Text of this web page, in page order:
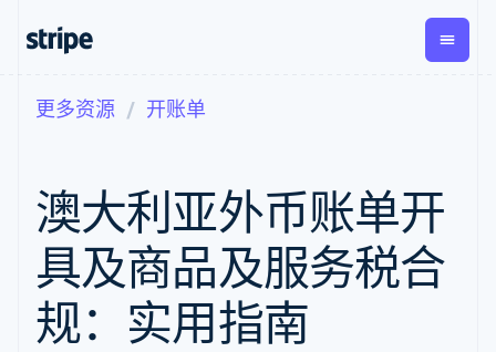
支付
在线支付
Payment links
无代码支付
Checkout
预构建支付界
面
Elements
营收
经常性收入
Metronome
按用量计费
Subscriptions
订阅管理
Invoicing
一次性或定期
Global
Payouts
向第三
方打款
按企业阶段
按应用场景
智能体商务
加密货币
文档
库与 SDK
Stripe Apps
指南
学习
指南
支持
获取支持
更多资源 开账单
澳大利亚外币账单开
具及商品及服务税合
规：实用指南